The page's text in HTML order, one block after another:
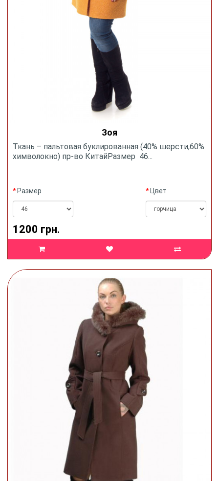
Зоя
Ткань – пальтовая буклированная (40% шерсти,60%
химволокно) пр-во КитайРазмер 46...
Размер Цвет
1200 грн.